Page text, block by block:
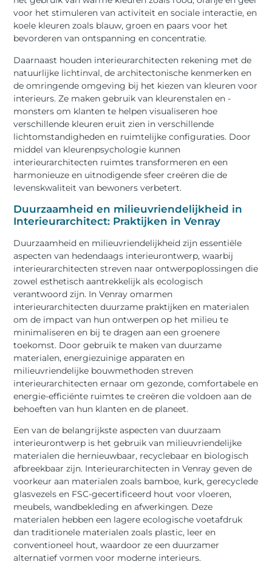
voor het stimuleren van activiteit en sociale interactie, en
koele kleuren zoals blauw, groen en paars voor het
bevorderen van ontspanning en concentratie.
Daarnaast houden interieurarchitecten rekening met de
natuurlijke lichtinval, de architectonische kenmerken en
de omringende omgeving bij het kiezen van kleuren voor
interieurs. Ze maken gebruik van kleurenstalen en -
monsters om klanten te helpen visualiseren hoe
verschillende kleuren eruit zien in verschillende
lichtomstandigheden en ruimtelijke configuraties. Door
middel van kleurenpsychologie kunnen
interieurarchitecten ruimtes transformeren en een
harmonieuze en uitnodigende sfeer creëren die de
levenskwaliteit van bewoners verbetert.
Duurzaamheid en milieuvriendelijkheid in
Interieurarchitect: Praktijken in Venray
Duurzaamheid en milieuvriendelijkheid zijn essentiële
aspecten van hedendaags interieurontwerp, waarbij
interieurarchitecten streven naar ontwerpoplossingen die
zowel esthetisch aantrekkelijk als ecologisch
verantwoord zijn. In Venray omarmen
interieurarchitecten duurzame praktijken en materialen
om de impact van hun ontwerpen op het milieu te
minimaliseren en bij te dragen aan een groenere
toekomst. Door gebruik te maken van duurzame
materialen, energiezuinige apparaten en
milieuvriendelijke bouwmethoden streven
interieurarchitecten ernaar om gezonde, comfortabele en
energie-efficiënte ruimtes te creëren die voldoen aan de
behoeften van hun klanten en de planeet.
Een van de belangrijkste aspecten van duurzaam
interieurontwerp is het gebruik van milieuvriendelijke
materialen die hernieuwbaar, recyclebaar en biologisch
afbreekbaar zijn. Interieurarchitecten in Venray geven de
voorkeur aan materialen zoals bamboe, kurk, gerecyclede
glasvezels en FSC-gecertificeerd hout voor vloeren,
meubels, wandbekleding en afwerkingen. Deze
materialen hebben een lagere ecologische voetafdruk
dan traditionele materialen zoals plastic, leer en
conventioneel hout, waardoor ze een duurzamer
alternatief vormen voor moderne interieurs.